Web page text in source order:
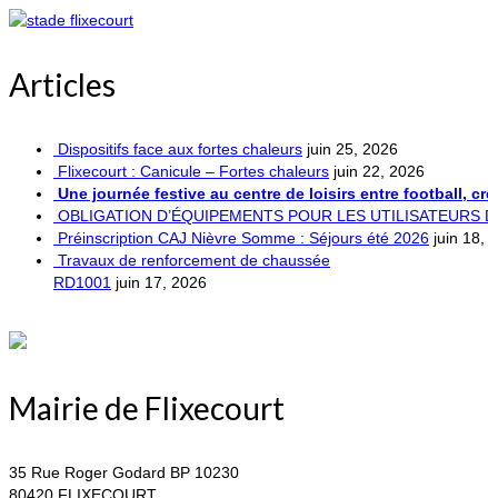
Articles
Dispositifs face aux fortes chaleurs juin 25, 2026
Flixecourt : Canicule – Fortes chaleurs juin 22, 2026
Une journée festive au centre de loisirs entre football,
OBLIGATION D’ÉQUIPEMENTS POUR LES
Préinscription CAJ Nièvre Somme : Séjours été 2026 juin
Travaux de renforcement de chaussée
RD1001 juin 17, 2026
Mairie de Flixecourt
35 Rue Roger Godard BP 10230